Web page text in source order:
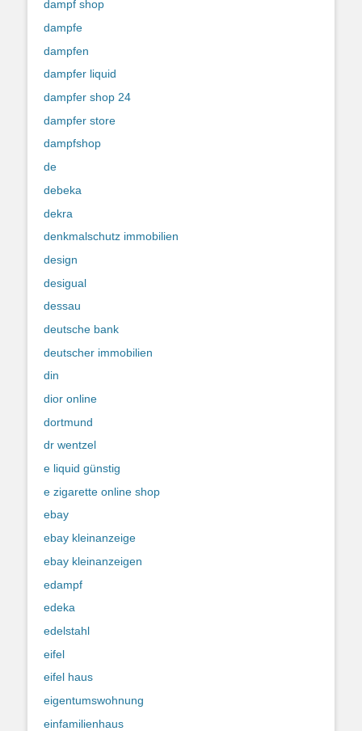
dampf shop
dampfe
dampfen
dampfer liquid
dampfer shop 24
dampfer store
dampfshop
de
debeka
dekra
denkmalschutz immobilien
design
desigual
dessau
deutsche bank
deutscher immobilien
din
dior online
dortmund
dr wentzel
e liquid günstig
e zigarette online shop
ebay
ebay kleinanzeige
ebay kleinanzeigen
edampf
edeka
edelstahl
eifel
eifel haus
eigentumswohnung
einfamilienhaus